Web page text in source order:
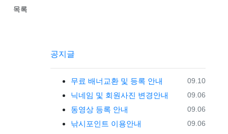
목록
공지글
등록일
09.10
무료 배너교환 및 등록 안내
등록일
09.06
닉네임 및 회원사진 변경안내
등록일
09.06
동영상 등록 안내
등록일
09.06
낚시포인트 이용안내